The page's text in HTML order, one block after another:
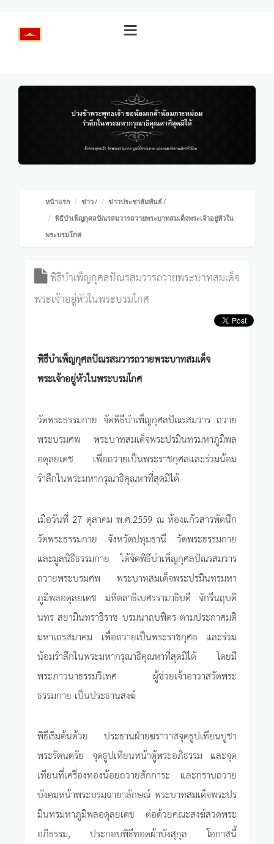
หน้าแรก ข่าว/ ข่าวประชาสัมพันธ์/
พิธีบำเพ็ญกุศลปัณรสมวารถวายพระบาทสมเด็จพระเจ้าอยู่หัวใน
พระบรมโกศ
พิธีบำเพ็ญกุศลปัณรสมวารถวายพระบาทสมเด็จ
พระเจ้าอยู่หัวในพระบรมโกศ
พิธีบำเพ็ญกุศลปัณรสมวารถวายพระบาทสมเด็จ
พระเจ้าอยู่หัวในพระบรมโกศ
วัดพระธรรมกาย จัดพิธีบำเพ็ญกุศลปัณรสมวาร ถวาย
พระบรมศพ พระบาทสมเด็จพระปรมินทรมหาภูมิพล
อดุลยเดช เพื่อถวายเป็นพระราชกุศลและร่วมน้อม
รำลึกในพระมหากรุณาธิคุณหาที่สุดมิได้
เมื่อวันที่ 27 ตุลาคม พ.ศ.2559 ณ ห้องแก้วสารพัดนึก
วัดพระธรรมกาย จังหวัดปทุมธานี วัดพระธรรมกาย
และมูลนิธิธรรมกาย ได้จัดพิธีบำเพ็ญกุศลปัณรสมวาร
ถวายพระบรมศพ พระบาทสมเด็จพระปรมินทรมหา
ภูมิพลอดุลยเดช มหิตลาธิเบศรรามาธิบดี จักรีนฤบดิ
นทร สยามินทราธิราช บรมนาถบพิตร ตามประกาศมติ
มหาเถรสมาคม เพื่อถวายเป็นพระราชกุศล และร่วม
น้อมรำลึกในพระมหากรุณาธิคุณหาที่สุดมิได้ โดยมี
พระภาวนาธรรมวิเทศ ผู้ช่วยเจ้าอาวาสวัดพระ
ธรรมกาย เป็นประธานสงฆ์
พิธีเริ่มต้นด้วย ประธานฝ่ายฆราวาสจุดธูปเทียนบูชา
พระรัตนตรัย จุดธูปเทียนหน้าตู้พระอภิธรรม และจุด
เทียนที่เครื่องทองน้อยถวายสักการะ และกราบถวาย
บังคมหน้าพระบรมฉายาลักษณ์ พระบาทสมเด็จพระปร
มินทรมหาภูมิพลอดุลยเดช ต่อด้วยคณะสงฆ์สวดพระ
อภิธรรม, ประกอบพิธีทอดผ้าบังสุกุล โอกาสนี้